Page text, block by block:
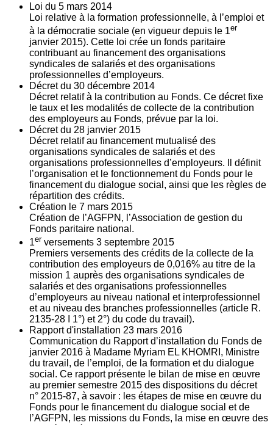
Loi du 5 mars 2014
Loi relative à la formation professionnelle, à l’emploi et
à la démocratie sociale (en vigueur depuis le 1er
janvier 2015). Cette loi crée un fonds paritaire
contribuant au financement des organisations
syndicales de salariés et des organisations
professionnelles d’employeurs.
Décret du 30 décembre 2014
Décret relatif à la contribution au Fonds. Ce décret fixe
le taux et les modalités de collecte de la contribution
des employeurs au Fonds, prévue par la loi.
Décret du 28 janvier 2015
Décret relatif au financement mutualisé des
organisations syndicales de salariés et des
organisations professionnelles d’employeurs. Il définit
l’organisation et le fonctionnement du Fonds pour le
financement du dialogue social, ainsi que les règles de
répartition des crédits.
Création le 7 mars 2015
Création de l’AGFPN, l’Association de gestion du
Fonds paritaire national.
1er versements 3 septembre 2015
Premiers versements des crédits de la collecte de la
contribution des employeurs de 0,016% au titre de la
mission 1 auprès des organisations syndicales de
salariés et des organisations professionnelles
d’employeurs au niveau national et interprofessionnel
et au niveau des branches professionnelles (article R.
2135‐28 I 1°) et 2°) du code du travail).
Rapport d'installation 23 mars 2016
Communication du Rapport d’installation du Fonds de
janvier 2016 à Madame Myriam EL KHOMRI, Ministre
du travail, de l’emploi, de la formation et du dialogue
social. Ce rapport présente le bilan de mise en œuvre
au premier semestre 2015 des dispositions du décret
n° 2015-87, à savoir : les étapes de mise en œuvre du
Fonds pour le financement du dialogue social et de
l’AGFPN, les missions du Fonds, la mise en œuvre des